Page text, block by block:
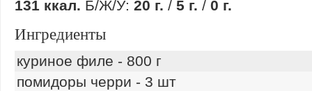
131 ккал. Б/Ж/У: 20 г. / 5 г. / 0 г.
Ингредиенты
куриное филе - 800 г
помидоры черри - 3 шт